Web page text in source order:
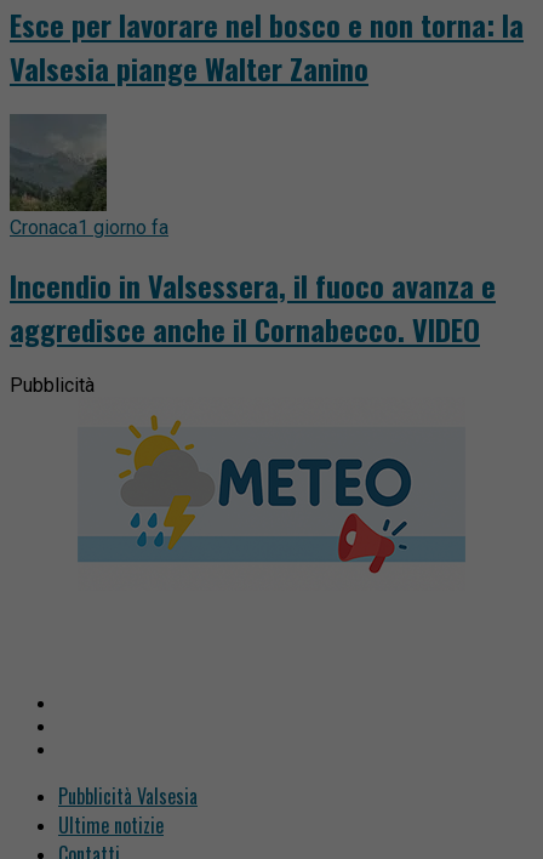
Esce per lavorare nel bosco e non torna: la
Valsesia piange Walter Zanino
Cronaca1 giorno fa
Incendio in Valsessera, il fuoco avanza e
aggredisce anche il Cornabecco. VIDEO
Pubblicità
Pubblicità Valsesia
Ultime notizie